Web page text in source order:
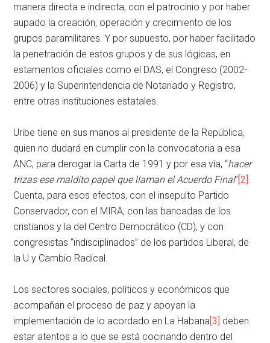
manera directa e indirecta, con el patrocinio y por haber
aupado la creación, operación y crecimiento de los
grupos paramilitares. Y por supuesto, por haber facilitado
la penetración de estos grupos y de sus lógicas, en
estamentos oficiales como el DAS, el Congreso (2002-
2006) y la Superintendencia de Notariado y Registro,
entre otras instituciones estatales.
Uribe tiene en sus manos al presidente de la República,
quien no dudará en cumplir con la convocatoria a esa
ANC, para derogar la Carta de 1991 y por esa vía, “hacer
trizas ese maldito papel que llaman el Acuerdo Final”[2].
Cuenta, para esos efectos, con el insepulto Partido
Conservador, con el MIRA, con las bancadas de los
cristianos y la del Centro Democrático (CD), y con
congresistas “indisciplinados” de los partidos Liberal, de
la U y Cambio Radical.
Los sectores sociales, políticos y económicos que
acompañan el proceso de paz y apoyan la
implementación de lo acordado en La Habana[3] deben
estar atentos a lo que se está cocinando dentro del